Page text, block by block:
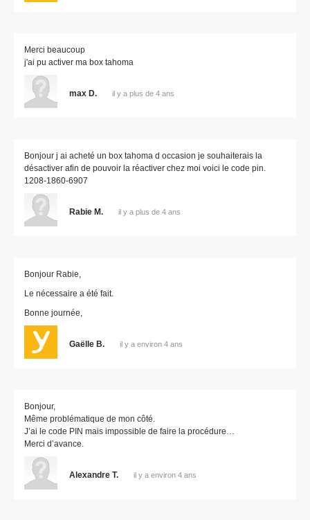
Merci beaucoup
j'ai pu activer ma box tahoma
max D. il y a plus de 4 ans
Bonjour j ai acheté un box tahoma d occasion je souhaiterais la
désactiver afin de pouvoir la réactiver chez moi voici le code pin.
1208-1860-6907
Rabie M. il y a plus de 4 ans
Bonjour Rabie,
Le nécessaire a été fait.
Bonne journée,
Gaëlle B. il y a environ 4 ans
Bonjour,
Même problématique de mon côté.
J’ai le code PIN mais impossible de faire la procédure…
Merci d’avance.
Alexandre T. il y a environ 4 ans